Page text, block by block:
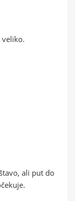
veliko.
ali put do